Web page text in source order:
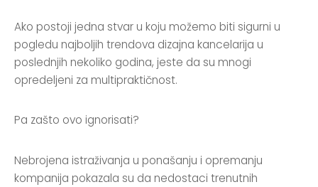
Ako postoji jedna stvar u koju možemo biti sigurni u
pogledu najboljih trendova dizajna kancelarija u
poslednjih nekoliko godina, jeste da su mnogi
opredeljeni za multipraktičnost.
Pa zašto ovo ignorisati?
Nebrojena istraživanja u ponašanju i opremanju
kompanija pokazala su da nedostaci trenutnih